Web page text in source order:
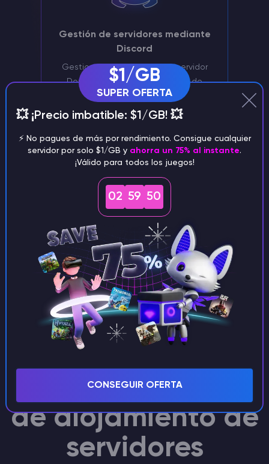
Gestión de servidores mediante
Discord
Gestiona cómodamente tu servidor
Don't starve together a través de
nuestro bot Discord
Apoyo exclusivo
Un gestor de personal con amplia
experiencia se ocupará de su No
pasemos hambre juntos Servidor
Don't Starve
Together Recursos
de alojamiento de
servidores
$1/GB
SUPER OFERTA
💥 ¡Precio imbatible: $1/GB! 💥
⚡️ No pagues de más por rendimiento. Consigue cualquier
servidor por solo $1/GB y ahorra un 75% al instante.
¡Válido para todos los juegos!
02 59 49
CONSEGUIR OFERTA